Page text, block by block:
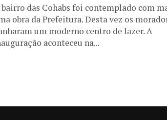
bairro das Cohabs foi contemplado com
obra da Prefeitura. Desta vez os
um moderno centro de lazer. A
aconteceu na...